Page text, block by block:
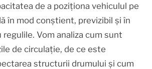
de a poziționa vehiculul pe
în mod conștient, previzibil și în
Vom analiza cum sunt
de circulație, de ce este
structurii drumului și cum